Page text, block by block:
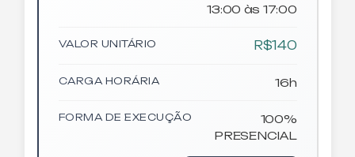
13:00 às 17:00
VALOR UNITÁRIO R$140
CARGA HORÁRIA 16h
FORMA DE EXECUÇÃO
100%
PRESENCIAL